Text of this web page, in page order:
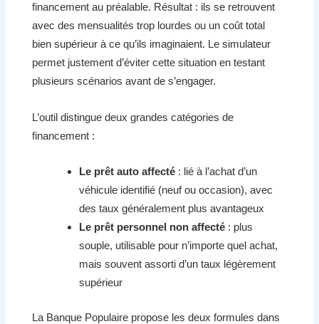
financement au préalable. Résultat : ils se retrouvent
avec des mensualités trop lourdes ou un coût total
bien supérieur à ce qu’ils imaginaient. Le simulateur
permet justement d’éviter cette situation en testant
plusieurs scénarios avant de s’engager.
L’outil distingue deux grandes catégories de
financement :
Le prêt auto affecté : lié à l’achat d’un
véhicule identifié (neuf ou occasion), avec
des taux généralement plus avantageux
Le prêt personnel non affecté : plus
souple, utilisable pour n’importe quel achat,
mais souvent assorti d’un taux légèrement
supérieur
La Banque Populaire propose les deux formules dans